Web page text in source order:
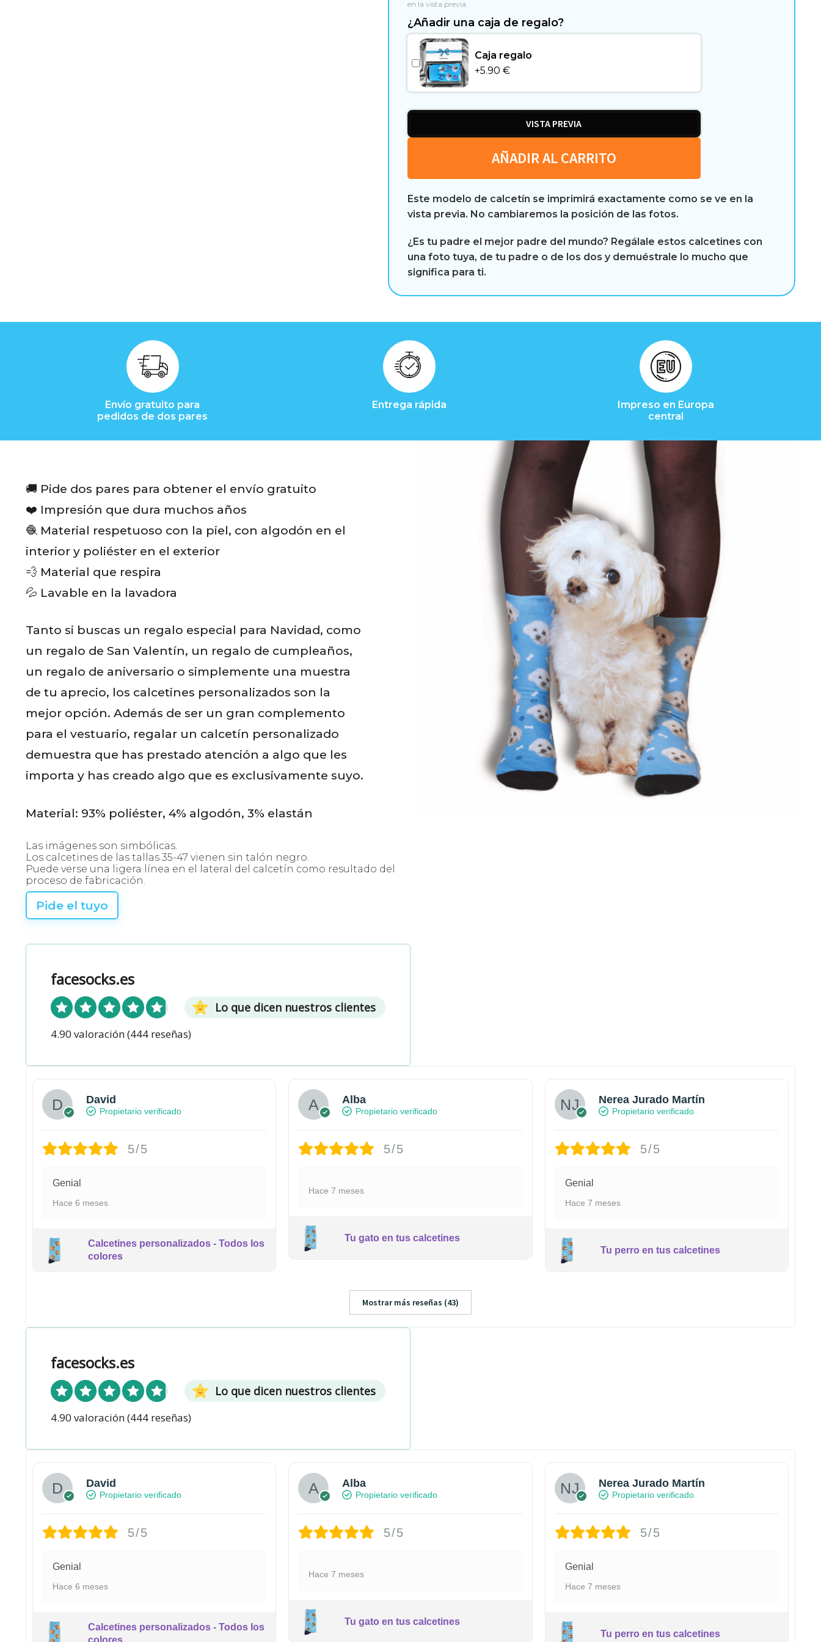
r
ñ
a
s
en la vista previa
¿Añadir una caja de regalo?
Caja regalo
+5.90 €
VISTA PREVIA
AÑADIR AL CARRITO
Este modelo de calcetín se imprimirá exactamente como se ve en la
vista previa. No cambiaremos la posición de las fotos.
¿Es tu padre el mejor padre del mundo? Regálale estos calcetines con
una foto tuya, de tu padre o de los dos y demuéstrale lo mucho que
significa para ti.
Envío gratuito para
pedidos de dos pares
Entrega rápida
Impreso en Europa
central
🚚 Pide dos pares para obtener el envío gratuito
❤️ Impresión que dura muchos años
🧶 Material respetuoso con la piel, con algodón en el
interior y poliéster en el exterior
💨 Material que respira
💦 Lavable en la lavadora
Tanto si buscas un regalo especial para Navidad, como
un regalo de San Valentín, un regalo de cumpleaños,
un regalo de aniversario o simplemente una muestra
de tu aprecio, los calcetines personalizados son la
mejor opción. Además de ser un gran complemento
para el vestuario, regalar un calcetín personalizado
demuestra que has prestado atención a algo que les
importa y has creado algo que es exclusivamente suyo.
Material: 93% poliéster, 4% algodón, 3% elastán
Las imágenes son simbólicas.
Los calcetines de las tallas 35-47 vienen sin talón negro.
Puede verse una ligera línea en el lateral del calcetín como resultado del
proceso de fabricación.
Pide el tuyo
facesocks.es
Lo que dicen nuestros clientes
4.90 valoración(444 reseñas)
David
Propietario verificado
5/5
Genial
Hace 6 meses
Calcetines personalizados - Todos los
colores
Alba
Propietario verificado
5/5
Hace 7 meses
Tu gato en tus calcetines
Nerea Jurado Martín
Propietario verificado
5/5
Genial
Hace 7 meses
Tu perro en tus calcetines
Mostrar más reseñas (43)
facesocks.es
Lo que dicen nuestros clientes
4.90 valoración(444 reseñas)
David
Propietario verificado
5/5
Genial
Hace 6 meses
Calcetines personalizados - Todos los
Alba
Propietario verificado
5/5
Hace 7 meses
Tu gato en tus calcetines
Nerea Jurado Martín
Propietario verificado
5/5
Genial
Hace 7 meses
Tu perro en tus calcetines